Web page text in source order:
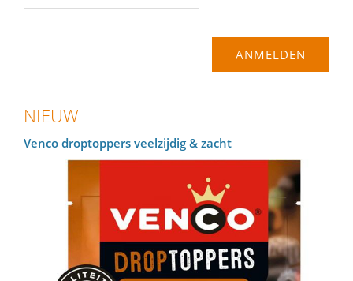
NIEUW
Venco droptoppers veelzijdig & zacht